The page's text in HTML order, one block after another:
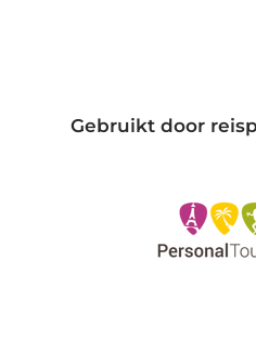
Gebruikt door